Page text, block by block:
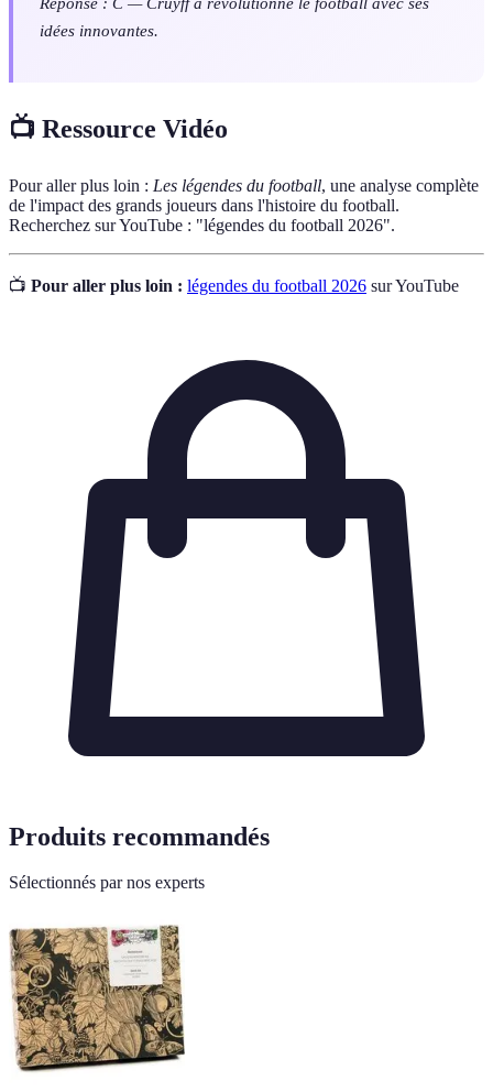
idées innovantes.
📺 Ressource Vidéo
Pour aller plus loin : Les légendes du football, une analyse complète
de l'impact des grands joueurs dans l'histoire du football.
Recherchez sur YouTube : "légendes du football 2026".
📺 Pour aller plus loin : légendes du football 2026 sur YouTube
Produits recommandés
Sélectionnés par nos experts